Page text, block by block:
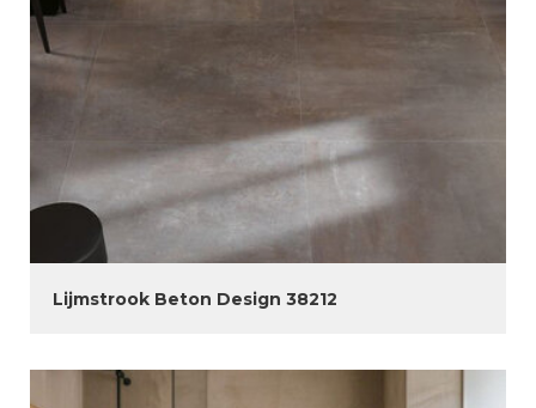
Lijmstrook Beton Design 38212